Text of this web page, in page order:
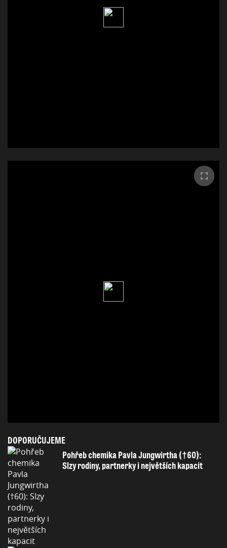
DOPORUČUJEME
Pohřeb chemika Pavla Jungwirtha (†60):
Slzy rodiny, partnerky i největších kapacit